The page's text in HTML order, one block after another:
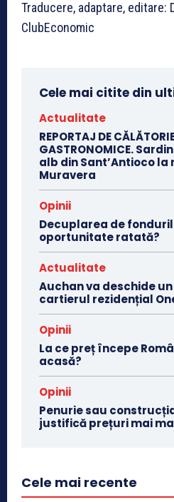
Traducere, adaptare, editare:
ClubEconomic
Cele mai citite din
Actualitate
REPORTAJ DE
GASTRONOMICE.
alb din Sant’Antioco
Muravera
Opinii
Decuplarea de
oportunitate ratată?
Actualitate
Auchan va deschide
cartierul rezidențial
Opinii
La ce preț începe
acasă?
Opinii
Penurie sau
justifică prețuri mai
Cele mai recente